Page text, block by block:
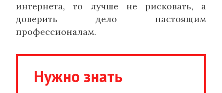
интернета, то лучше не рисковать, а
доверить дело настоящим
профессионалам.
Нужно знать